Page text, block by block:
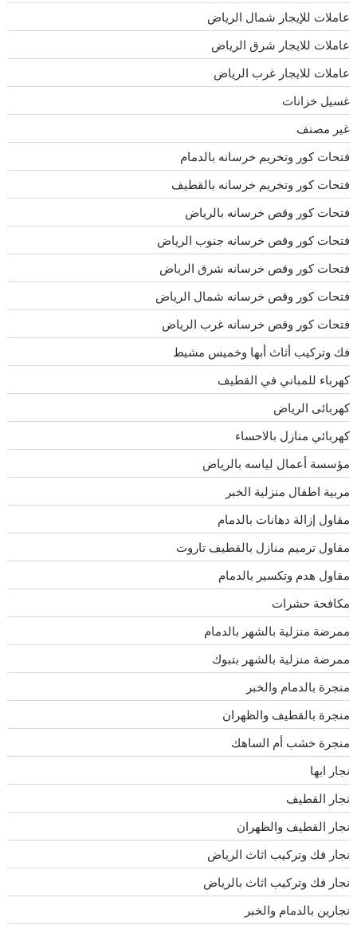
عاملات للإيجار شمال الرياض
عاملات للايجار شرق الرياض
عاملات للايجار غرب الرياض
غسيل خزانات
غير مصنف
فتحات كور وتخريم خرسانه بالدمام
فتحات كور وتخريم خرسانه بالقطيف
فتحات كور وقص خرسانه بالرياض
فتحات كور وقص خرسانه جنوب الرياض
فتحات كور وقص خرسانه شرق الرياض
فتحات كور وقص خرسانه شمال الرياض
فتحات كور وقص خرسانه غرب الرياض
فك وتركيب أثاث أبها وخميس مشيط
كهرباء للمباني في القطيف
كهربائى الرياض
كهربائي منازل بالاحساء
مؤسسة أعمال لياسه بالرياض
مربية اطفال منزلية الخبر
مقاول إزالة دهانات بالدمام
مقاول ترميم منازل بالقطيف تاروت
مقاول هدم وتكسير بالدمام
مكافحة حشرات
ممرضة منزلية بالشهر بالدمام
ممرضة منزلية بالشهر بتبوك
منجرة بالدمام والخبر
منجرة بالقطيف والظهران
منجرة خشب أم الساهك
نجار ابها
نجار القطيف
نجار القطيف والظهران
نجار فك وتركيب اثاث الرياض
نجار فك وتركيب اثاث بالرياض
نجارين بالدمام والخبر